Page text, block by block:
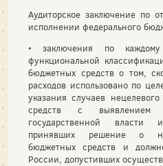
Аудиторское заключение по
исполнении федерального
• заключения по
функциональной
бюджетных средств о том,
расходов использовано по
указания случаев
средств с выявлением
государственной власти
принявших решение о
бюджетных средств и
России, допустивших